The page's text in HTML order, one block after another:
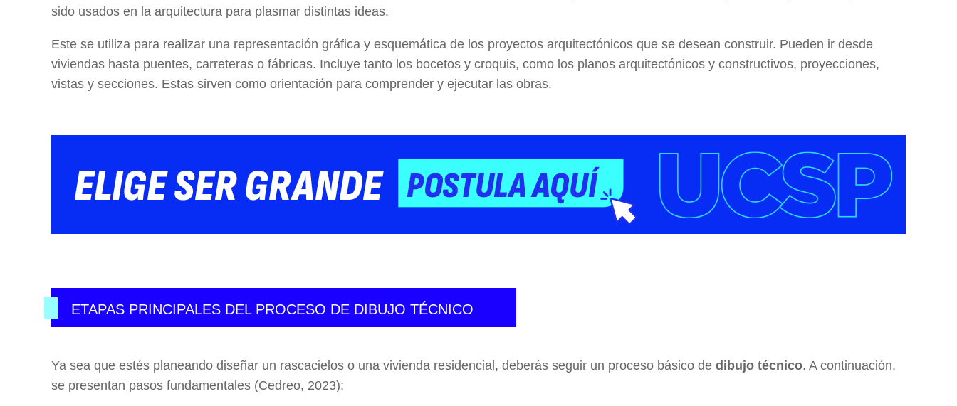
sido usados en la arquitectura para plasmar distintas ideas.
Este se utiliza para realizar una representación gráfica y esquemática de los proyectos arquitectónicos que se desean construir. Pueden ir desde
viviendas hasta puentes, carreteras o fábricas. Incluye tanto los bocetos y croquis, como los planos arquitectónicos y constructivos, proyecciones,
vistas y secciones. Estas sirven como orientación para comprender y ejecutar las obras.
ETAPAS PRINCIPALES DEL PROCESO DE DIBUJO TÉCNICO
Ya sea que estés planeando diseñar un rascacielos o una vivienda residencial, deberás seguir un proceso básico de dibujo técnico. A continuación,
se presentan pasos fundamentales (Cedreo, 2023):